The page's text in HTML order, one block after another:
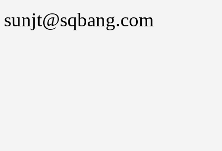
sunjt@sqbang.com